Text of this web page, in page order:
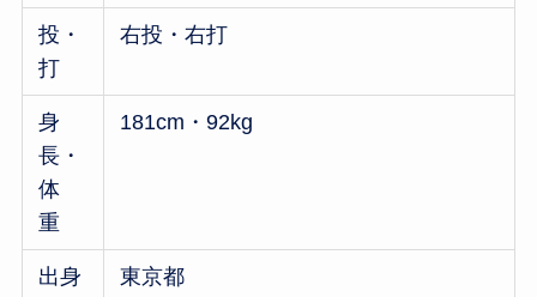
投・
打
右投・右打
身
長・
体
重
181cm・92kg
出身
東京都